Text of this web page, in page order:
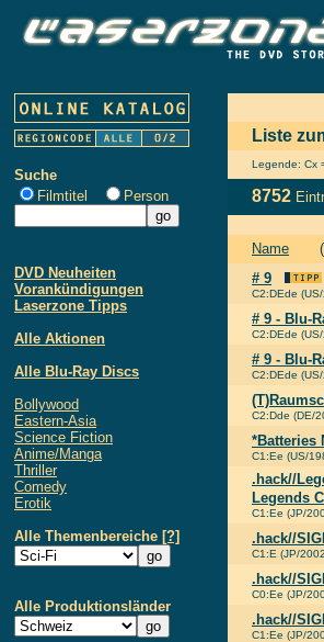
Suche
Filmtitel
Person
DVD Neuheiten
Vorankündigungen
Laserzone Tipps
Alle Aktionen
Alle Blu-Ray Discs
Bollywood
Eastern-Asia
Science Fiction
Anime/Manga
Thriller
Comedy
Erotik
Alle Themenbereiche [?]
Alle Produktionsländer
Liste
Legende: Cx
8752
Name
# 9
C2:DEde
# 9 - Blu-
C2:DEde
# 9 - Blu-
C2:DEde
C2:Dde (DE/
*Batteries
C1:Ee (US/
.hack//
Legends
C1:Ee (JP/
.hack//
C1:E (JP/
.hack//
C0:Ee (JP/
.hack//
C1:Ee (JP/